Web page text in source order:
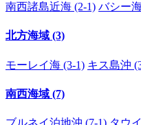
南西諸島近海 (2-1) バシー
北方海域 (3)
モーレイ海 (3-1) キス島沖
南西海域 (7)